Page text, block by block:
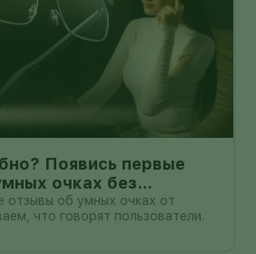
Появись первые
очках без
отзывы об умных очках от
что говорят пользователи.